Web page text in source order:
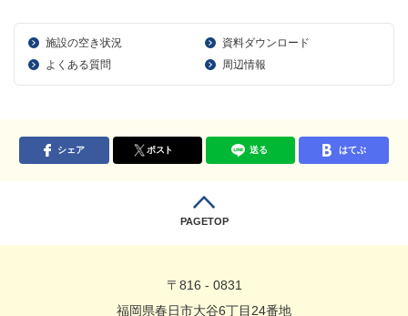
施設の空き状況
資料ダウンロード
よくある質問
周辺情報
シェア ポスト 送る はてぶ
PAGETOP
〒816 - 0831
福岡県春日市大谷6丁目24番地